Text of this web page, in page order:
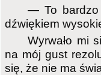
— To bardzo
dźwiękiem
Wyrwało mi
na mój gust
się, że nie ma